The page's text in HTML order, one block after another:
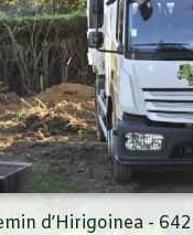
d’Hirigoinea -